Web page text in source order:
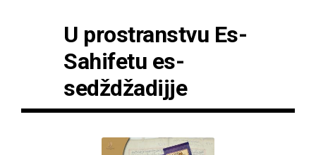
U prostranstvu Es-
Sahifetu es-
sedždžadijje